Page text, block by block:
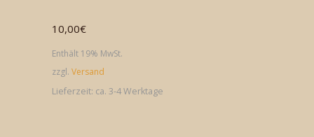
10,00€
Enthält 19% MwSt.
zzgl. Versand
Lieferzeit: ca. 3-4 Werktage